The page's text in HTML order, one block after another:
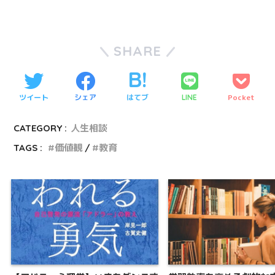
SHARE
ツイート シェア はてブ LINE Pocket
CATEGORY : 人生相談
TAGS :
価値観 教育